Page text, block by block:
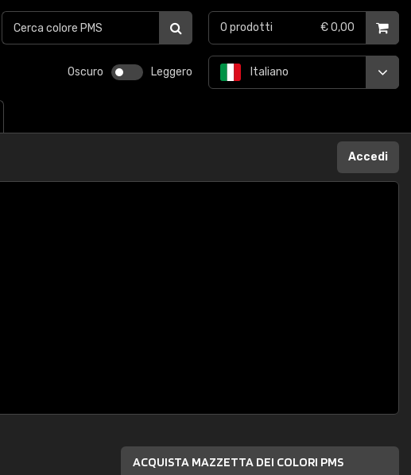
Oscuro Leggero Italiano
0 prodotti € 0,00
Accedi
ACQUISTA MAZZETTA DEI COLORI PMS